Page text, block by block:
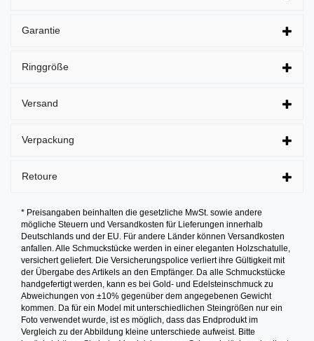
Garantie
Ringgröße
Versand
Verpackung
Retoure
* Preisangaben beinhalten die gesetzliche MwSt. sowie andere
mögliche Steuern und Versandkosten für Lieferungen innerhalb
Deutschlands und der EU. Für andere Länder können Versandkosten
anfallen. Alle Schmuckstücke werden in einer eleganten Holzschatulle,
versichert geliefert. Die Versicherungspolice verliert ihre Gültigkeit mit
der Übergabe des Artikels an den Empfänger. Da alle Schmuckstücke
handgefertigt werden, kann es bei Gold- und Edelsteinschmuck zu
Abweichungen von ±10% gegenüber dem angegebenen Gewicht
kommen. Da für ein Model mit unterschiedlichen Steingrößen nur ein
Foto verwendet wurde, ist es möglich, dass das Endprodukt im
Vergleich zu der Abbildung kleine unterschiede aufweist. Bitte